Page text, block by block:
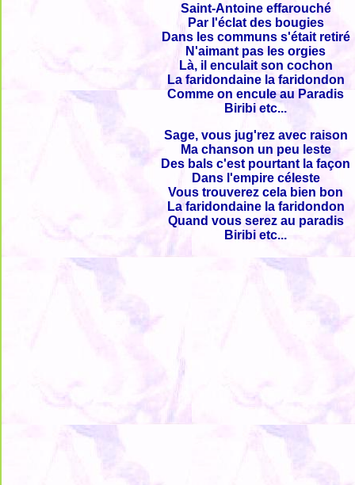
Saint-Antoine effarouché
Par l'éclat des bougies
Dans les communs s'était retiré
N'aimant pas les orgies
Là, il enculait son cochon
La faridondaine la faridondon
Comme on encule au Paradis
Biribi etc...
Sage, vous jug'rez avec raison
Ma chanson un peu leste
Des bals c'est pourtant la façon
Dans l'empire céleste
Vous trouverez cela bien bon
La faridondaine la faridondon
Quand vous serez au paradis
Biribi etc...